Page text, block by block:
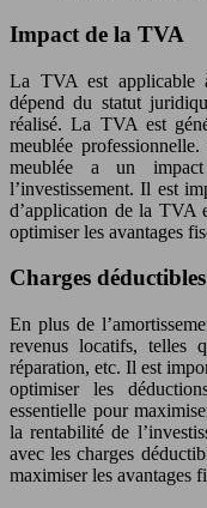
Impact de la TVA
La TVA est applicable
dépend du statut
réalisé. La TVA est
meublée
meublée a un
l’investissement. Il est
d’application de la TVA
optimiser les avantages
Charges déductibles
En plus de
revenus locatifs, telles
réparation, etc. Il est
optimiser les
essentielle pour
la rentabilité de
avec les charges
maximiser les avantages